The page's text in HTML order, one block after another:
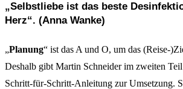
„Selbstliebe ist das beste
Herz“. (Anna Wanke)
„Planung“ ist das A und O, um das (Reise-
Deshalb gibt Martin Schneider im zweiten
Schritt-für-Schritt-Anleitung zur Umsetzung.